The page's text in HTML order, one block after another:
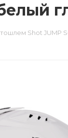
Shot JUMP